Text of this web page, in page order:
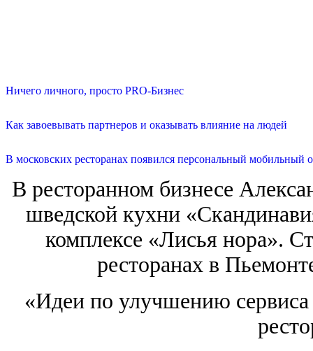
Ничего личного, просто PRO-Бизнес
Как завоевывать партнеров и оказывать влияние на людей
В московских ресторанах появился персональный мобильный
В ресторанном бизнесе
шведской кухни
комплексе «Лисья нора».
ресторанах в
«Идеи по улучшению